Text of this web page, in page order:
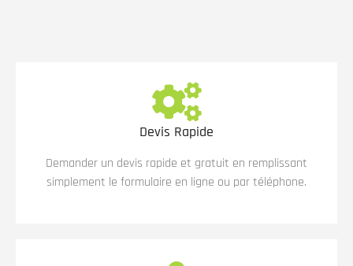
Devis Rapide
Demander un devis rapide et gratuit en remplissant
simplement le formulaire en ligne ou par téléphone.